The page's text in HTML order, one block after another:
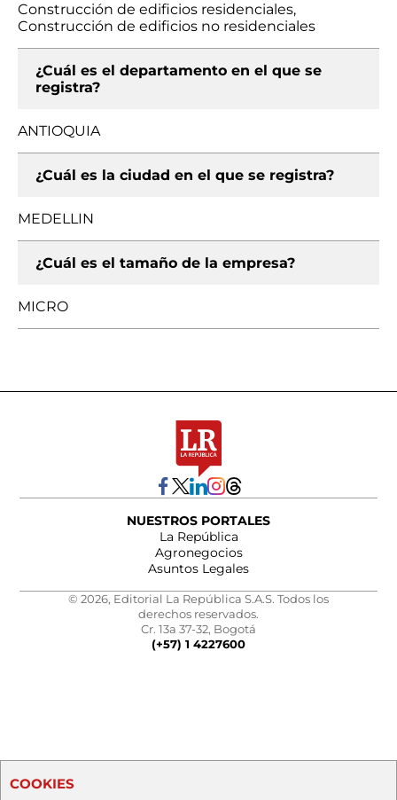
Construcción de edificios residenciales,
Construcción de edificios no residenciales
¿Cuál es el departamento en el que se
registra?
ANTIOQUIA
¿Cuál es la ciudad en el que se registra?
MEDELLIN
¿Cuál es el tamaño de la empresa?
MICRO
NUESTROS PORTALES
La República
Agronegocios
Asuntos Legales
© 2026, Editorial La República S.A.S. Todos los
derechos reservados.
Cr. 13a 37-32, Bogotá
(+57) 1 4227600
COOKIES